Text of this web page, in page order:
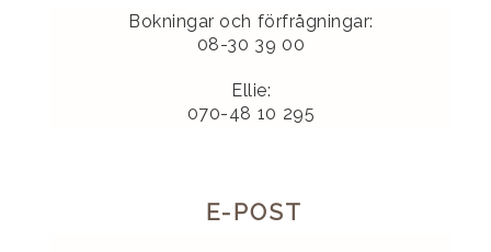
Bokningar och förfrågningar:
08-30 39 00
Ellie:
070-48 10 295
E-POST